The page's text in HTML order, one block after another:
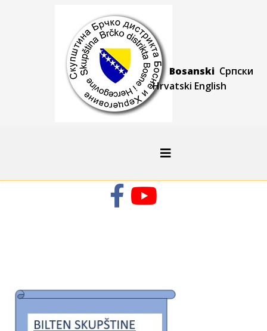
Bosanski Српски
Hrvatski English